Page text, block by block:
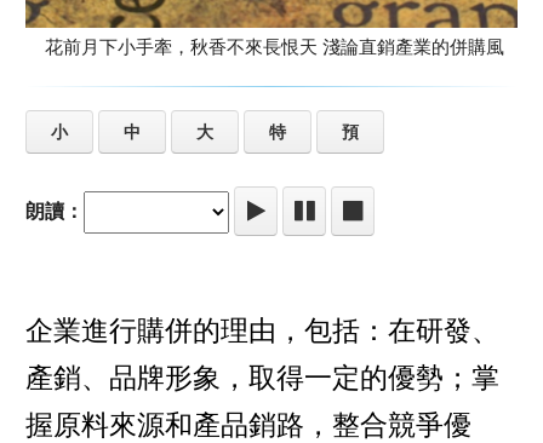
花前月下小手牽，秋香不來長恨天 淺論直銷產業的併購風
小 中 大 特 預
朗讀：
企業進行購併的理由，包括：在研發、
產銷、品牌形象，取得一定的優勢；掌
握原料來源和產品銷路，整合競爭優